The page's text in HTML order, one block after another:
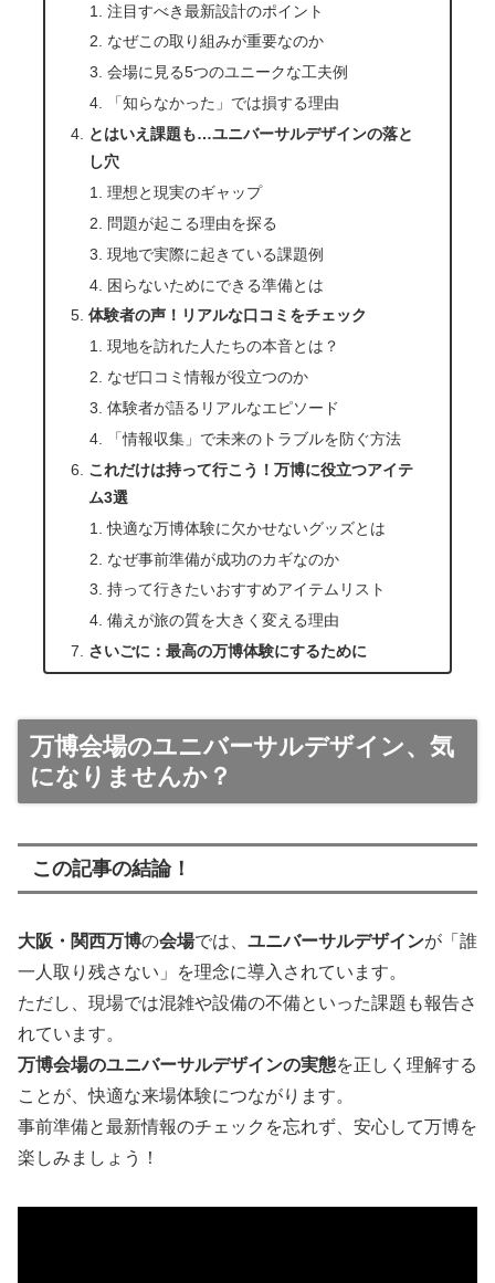
注目すべき最新設計のポイント
なぜこの取り組みが重要なのか
会場に見る5つのユニークな工夫例
「知らなかった」では損する理由
とはいえ課題も…ユニバーサルデザインの落と
し穴
理想と現実のギャップ
問題が起こる理由を探る
現地で実際に起きている課題例
困らないためにできる準備とは
体験者の声！リアルな口コミをチェック
現地を訪れた人たちの本音とは？
なぜ口コミ情報が役立つのか
体験者が語るリアルなエピソード
「情報収集」で未来のトラブルを防ぐ方法
これだけは持って行こう！万博に役立つアイテ
ム3選
快適な万博体験に欠かせないグッズとは
なぜ事前準備が成功のカギなのか
持って行きたいおすすめアイテムリスト
備えが旅の質を大きく変える理由
さいごに：最高の万博体験にするために
万博会場のユニバーサルデザイン、気
になりませんか？
この記事の結論！
大阪・関西万博の会場では、 ユニバーサルデザインが「誰
一人取り残さない」を理念に導入されています。
ただし、現場では混雑や設備の不備といった課題も報告さ
れています。
万博会場のユニバーサルデザインの実態を正しく理解する
ことが、快適な来場体験につながります。
事前準備と最新情報のチェックを忘れず、安心して万博を
楽しみましょう！